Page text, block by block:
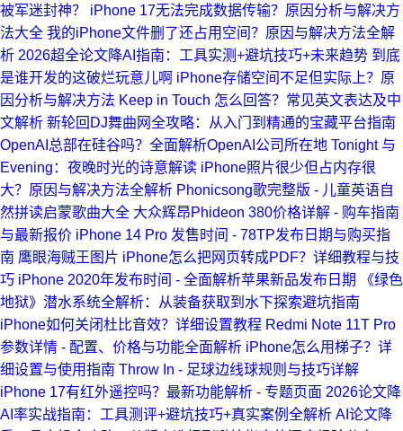
被军迷封神？
iPhone 17无法完成数据传输？原因分析与解决方
法大全 我的iPhone文件删了还占用空间？原因与解决方法全解
析 2026超全论文降AI指南：工具实测+避坑技巧+未来趋势 到底
是谁开发的这破烂玩意儿啊 iPhone存储空间不足但实际上？原
因分析与解决方法 Keep in Touch 怎么回答？常见英文表达及中
文解析 新轮回DJ舞曲网全攻略：从入门到精通的宝藏平台指南
OpenAI总部在硅谷吗？全面解析OpenAI公司所在地 Tonight 与
Evening：夜晚时光的诗意解读 iPhone照片很少但占内存很
大？原因与解决方法全解析 Phonicsong歌完整版 - 儿童英语自
然拼读启蒙歌曲大全 大众辉昂Phideon 380价格详解 - 购车指南
与最新报价 iPhone 14 Pro 发售时间 - 78TP发布日期与购买指
南 鹰眼海贼王图片 iPhone怎么把网页转成PDF？详细教程与技
巧 iPhone 2020年发布时间 - 全面解析苹果新品发布日期
《绿色
地狱》潜水系统全解析：从装备获取到水下探索避坑指南
iPhone如何关闭杜比音效？详细设置教程 Redmi Note 11T Pro
参数详情 - 配置、价格与功能全面解析 iPhone怎么用梯子？详
细设置与使用指南 Throw In - 足球边线球规则与技巧详解
iPhone 17有红外遥控吗？最新功能解析 - 专题页面 2026论文降
AI率实战指南：工具测评+避坑技巧+真实案例全解析 AI论文降